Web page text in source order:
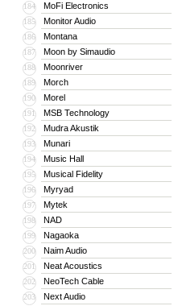
184 MoFi Electronics
185 Monitor Audio
186 Montana
187 Moon by Simaudio
188 Moonriver
189 Morch
190 Morel
191 MSB Technology
192 Mudra Akustik
193 Munari
194 Music Hall
195 Musical Fidelity
196 Myryad
197 Mytek
198 NAD
199 Nagaoka
200 Naim Audio
201 Neat Acoustics
202 NeoTech Cable
203 Next Audio